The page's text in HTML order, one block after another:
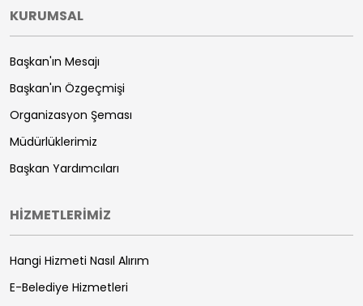
KURUMSAL
Başkan'ın Mesajı
Başkan'ın Özgeçmişi
Organizasyon Şeması
Müdürlüklerimiz
Başkan Yardımcıları
HİZMETLERİMİZ
Hangi Hizmeti Nasıl Alırım
E-Belediye Hizmetleri